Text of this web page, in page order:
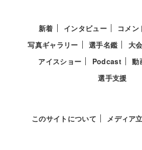
新着 インタビュー コメン
写真ギャラリー
選手名鑑 大
アイスショー
Podcast 動
選手支援
このサイトについて メディア